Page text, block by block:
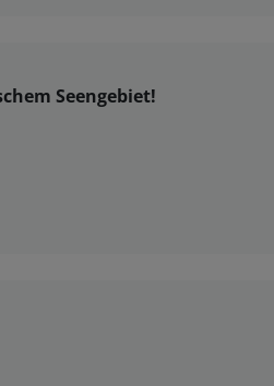
Seengebiet!